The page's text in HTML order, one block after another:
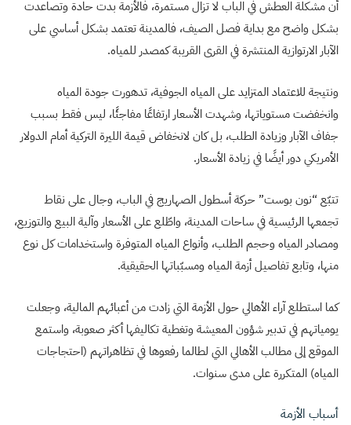
أن مشكلة العطش في الباب لا تزال مستمرة، فالأزمة بدت حادة وتصاعدت
بشكل واضح مع بداية فصل الصيف، فالمدينة تعتمد بشكل أساسي على
الآبار الارتوازية المنتشرة في القرى القريبة كمصدر للمياه.
ونتيجة للاعتماد المتزايد على المياه الجوفية، تدهورت جودة المياه
وانخفضت مستوياتها، وشهدت الأسعار ارتفاعًا مفاجئًا، ليس فقط بسبب
جفاف الآبار وزيادة الطلب، بل كان لانخفاض قيمة الليرة التركية أمام الدولار
الأمريكي دور أيضًا في زيادة الأسعار.
تتبّع “نون بوست” حركة أسطول الصهاريج في الباب، وجال على نقاط
تجمعها الرئيسية في ساحات المدينة، واطّلع على الأسعار وآلية البيع والتوزيع،
ومصادر المياه وحجم الطلب، وأنواع المياه المتوفرة واستخدامات كل نوع
منها، وتابع تفاصيل أزمة المياه ومسبّباتها الحقيقية.
كما استطلع آراء الأهالي حول الأزمة التي زادت من أعبائهم المالية، وجعلت
يومياتهم في تدبير شؤون المعيشة وتغطية تكاليفها أكثر صعوبة، واستمع
الموقع إلى مطالب الأهالي التي لطالما رفعوها في تظاهراتهم (احتجاجات
المياه) المتكررة على مدى سنوات.
أسباب الأزمة